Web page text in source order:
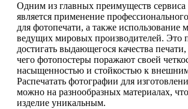
Одним из главных преимуществ
является применение
для фотопечати, а также использование
ведущих мировых производителей. Это
достигать выдающегося качества печати,
чего фотопостеры поражают своей
насыщенностью и стойкостью к
Распечатать фотографии для
можно на разнообразных материалах,
изделие уникальным.